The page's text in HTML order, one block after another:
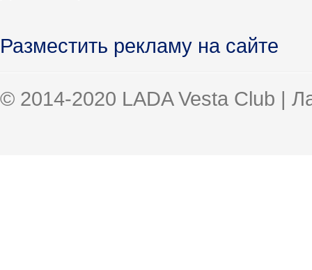
Разместить рекламу на сайте
© 2014-2020 LADA Vesta Club |